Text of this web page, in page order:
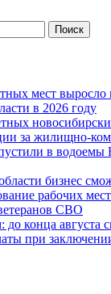
мест выросло
в 2026 году
за жилищно-
в водоемы
бизнес
рабочих
СВО
до конца августа
при